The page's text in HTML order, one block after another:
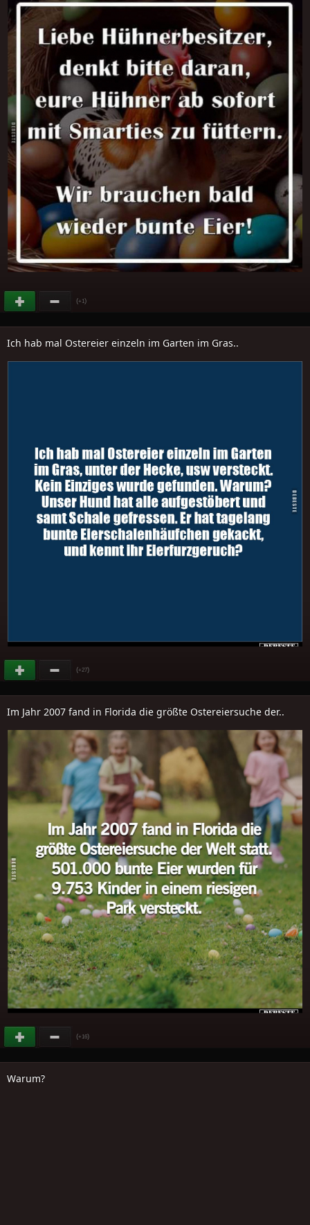
(+1)
Ich hab mal Ostereier einzeln im Garten im Gras..
(+27)
Im Jahr 2007 fand in Florida die größte Ostereiersuche der..
(+16)
Warum?